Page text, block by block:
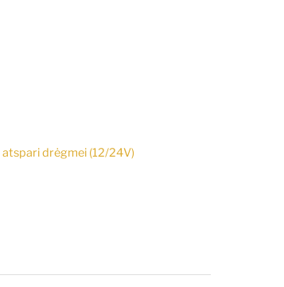
drėgmei (12/24V)